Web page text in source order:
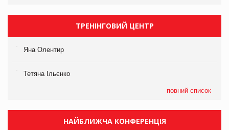
ТРЕНІНГОВИЙ ЦЕНТР
Яна Олентир
Тетяна Ільєнко
повний список
НАЙБЛИЖЧА КОНФЕРЕНЦІЯ